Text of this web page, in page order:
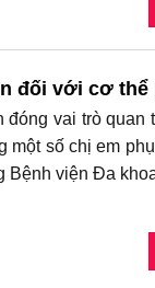
đối với cơ thể
vai trò quan
một số chị em
viện Đa